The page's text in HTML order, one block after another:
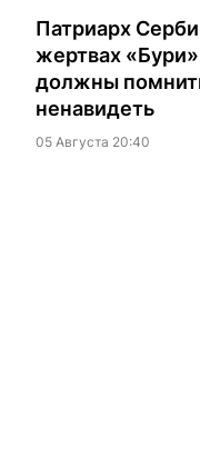
Патриарх
жертвах
должны
ненавидеть
05 Августа 20:40